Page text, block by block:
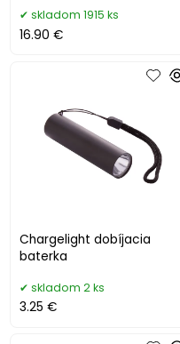
skladom 1915 ks
16.90 €
Chargelight dobíjacia
baterka
skladom 2 ks
3.25 €